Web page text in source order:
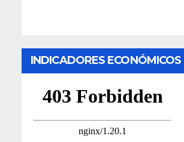
INDICADORES ECONÓMICOS